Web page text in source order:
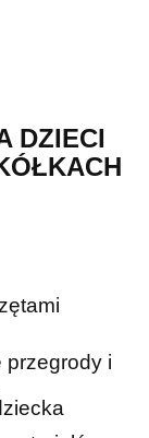
DZIECI
przegrody i